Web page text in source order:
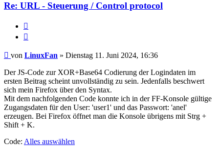
Re: URL - Steuerung / Control protocol
Beitrag
von LinuxFan » Dienstag 11. Juni 2024, 16:36
Der JS-Code zur XOR+Base64 Codierung der Logindaten im
ersten Beitrag scheint unvollständig zu sein. Jedenfalls beschwert
sich mein Firefox über den Syntax.
Mit dem nachfolgenden Code konnte ich in der FF-Konsole gültige
Zugangsdaten für den User: 'user1' und das Passwort: 'anel'
erzeugen. Bei Firefox öffnet man die Konsole übrigens mit Strg +
Shift + K.
Code: Alles auswählen